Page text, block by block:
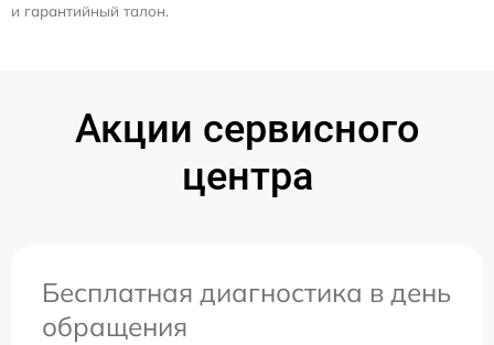
и гарантийный талон.
Акции сервисного
центра
Бесплатная диагностика в день
обращения